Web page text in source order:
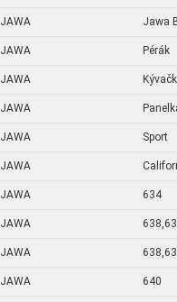
JAWA Jawa
JAWA Pérák
JAWA
JAWA
JAWA Sport
JAWA
JAWA 634
JAWA
JAWA
JAWA 640